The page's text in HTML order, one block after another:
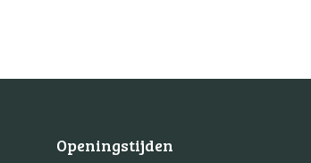
Openingstijden